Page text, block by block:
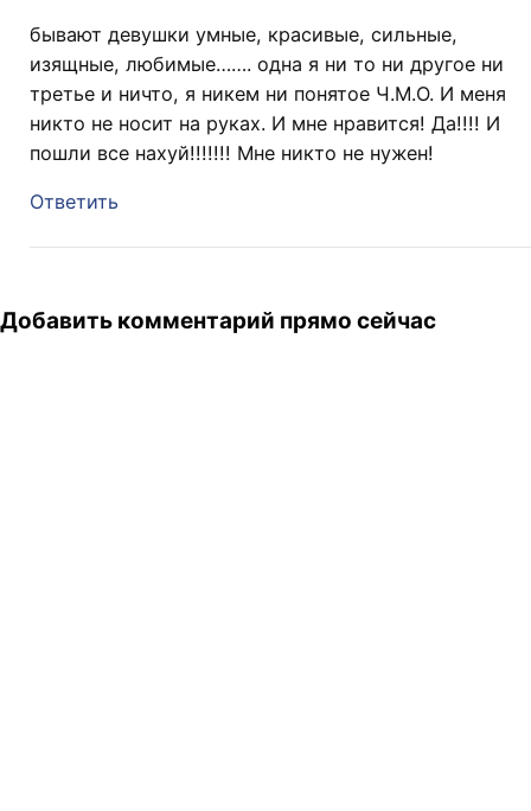
бывают девушки умные, красивые, сильные,
изящные, любимые……. одна я ни то ни другое ни
третье и ничто, я никем ни понятое Ч.М.О. И меня
никто не носит на руках. И мне нравится! Да!!!! И
пошли все нахуй!!!!!!! Мне никто не нужен!
Ответить
Добавить комментарий прямо сейчас